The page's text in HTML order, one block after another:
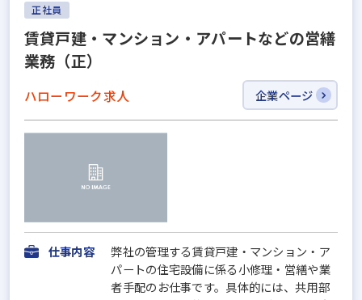
正社員
賃貸戸建・マンション・アパートなどの営繕
業務（正）
ハローワーク求人 企業ページ
仕事内容
弊社の管理する賃貸戸建・マンション・ア
パートの住宅設備に係る小修理・営繕や業
者手配のお仕事です。具体的には、共用部